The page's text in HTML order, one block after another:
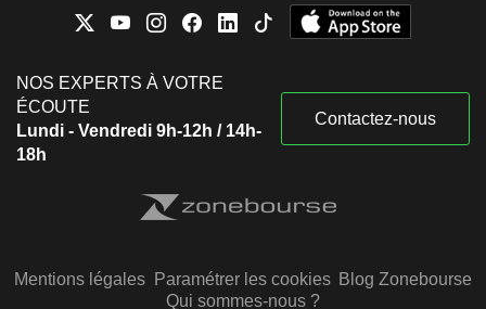
NOS EXPERTS À VOTRE
ÉCOUTE
Lundi - Vendredi 9h-12h / 14h-
18h
Contactez-nous
Mentions légales Paramétrer les cookies Blog Zonebourse
Qui sommes-nous ?